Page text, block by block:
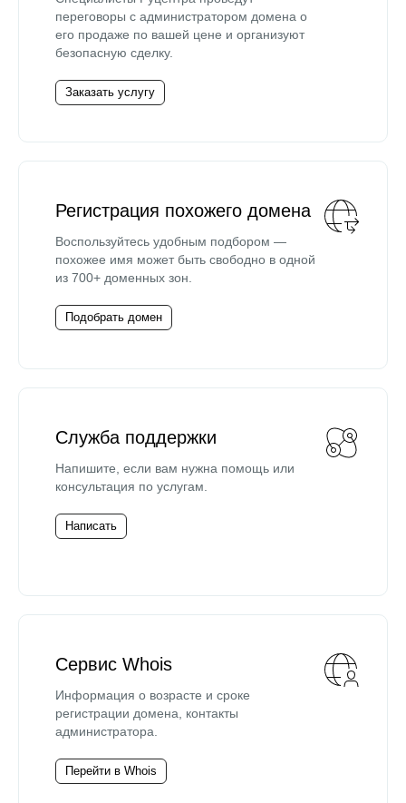
переговоры с администратором домена о
его продаже по вашей цене и организуют
безопасную сделку.
Заказать услугу
Регистрация похожего домена
Воспользуйтесь удобным подбором —
похожее имя может быть свободно в одной
из 700+ доменных зон.
Подобрать домен
Служба поддержки
Напишите, если вам нужна помощь или
консультация по услугам.
Написать
Сервис Whois
Информация о возрасте и сроке
регистрации домена, контакты
администратора.
Перейти в Whois